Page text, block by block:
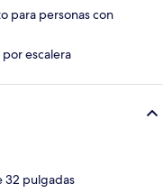
para personas con
escalera
32 pulgadas